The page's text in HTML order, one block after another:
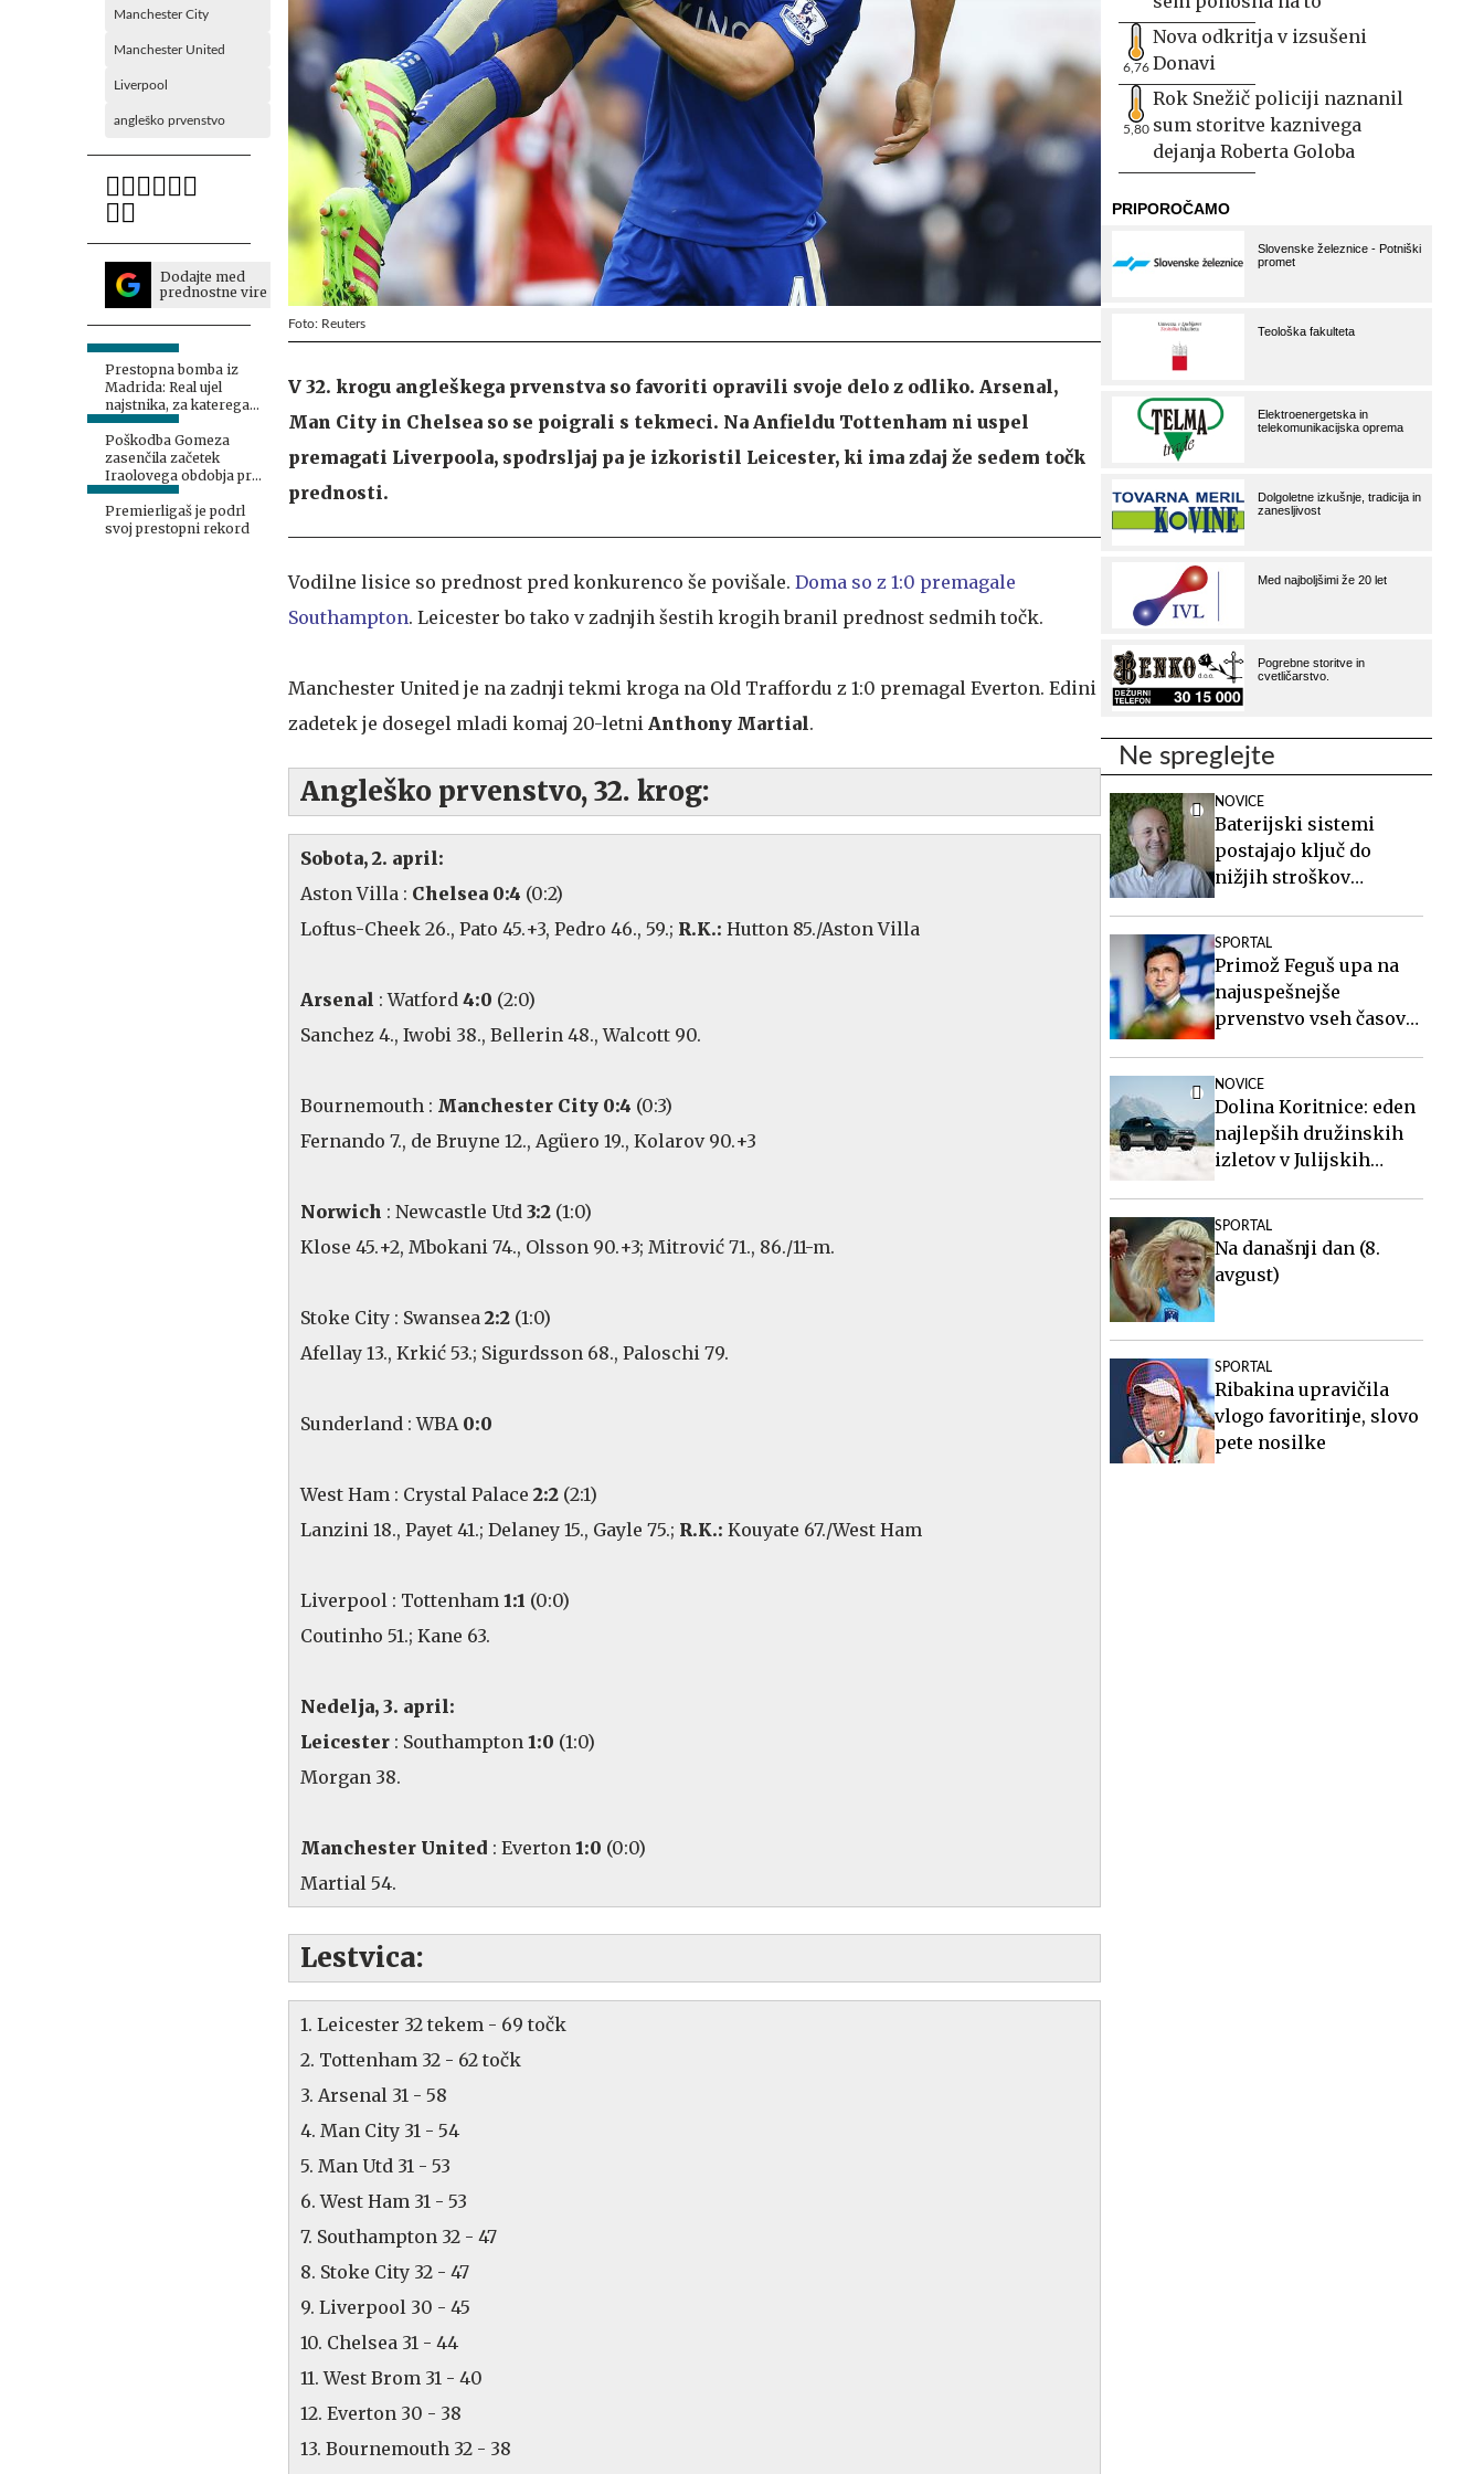
Manchester City
Manchester United
Liverpool
angleško prvenstvo
Dodajte med
prednostne vire
Prestopna bomba iz
Madrida: Real ujel
najstnika, za katerega
se zanima pol Evrope!
Poškodba Gomeza
zasenčila začetek
Iraolovega obdobja pri
Liverpoolu
Premierligaš je podrl
svoj prestopni rekord
Foto: Reuters
V 32. krogu angleškega prvenstva so favoriti opravili svoje delo z odliko. Arsenal,
Man City in Chelsea so se poigrali s tekmeci. Na Anfieldu Tottenham ni uspel
premagati Liverpoola, spodrsljaj pa je izkoristil Leicester, ki ima zdaj že sedem točk
prednosti.
Vodilne lisice so prednost pred konkurenco še povišale. Doma so z 1:0 premagale
Southampton. Leicester bo tako v zadnjih šestih krogih branil prednost sedmih točk.
Manchester United je na zadnji tekmi kroga na Old Traffordu z 1:0 premagal Everton. Edini
zadetek je dosegel mladi komaj 20-letni Anthony Martial.
Angleško prvenstvo, 32. krog:
Sobota, 2. april:
Aston Villa : Chelsea 0:4 (0:2)
Loftus-Cheek 26., Pato 45.+3, Pedro 46., 59.; R.K.: Hutton 85./Aston Villa
Arsenal : Watford 4:0 (2:0)
Sanchez 4., Iwobi 38., Bellerin 48., Walcott 90.
Bournemouth : Manchester City 0:4 (0:3)
Fernando 7., de Bruyne 12., Agüero 19., Kolarov 90.+3
Norwich : Newcastle Utd 3:2 (1:0)
Klose 45.+2, Mbokani 74., Olsson 90.+3; Mitrović 71., 86./11-m.
Stoke City : Swansea 2:2 (1:0)
Afellay 13., Krkić 53.; Sigurdsson 68., Paloschi 79.
​Sunderland : WBA 0:0
West Ham : Crystal Palace 2:2 (2:1)
Lanzini 18., Payet 41.; Delaney 15., Gayle 75.; R.K.: Kouyate 67./West Ham
Liverpool : Tottenham 1:1 (0:0)
Coutinho 51.; Kane 63.
Nedelja, 3. april:
Leicester : Southampton 1:0 (1:0)
Morgan 38.
Manchester United : Everton 1:0 (0:0)
Martial 54.
Lestvica:
1. Leicester 32 tekem - 69 točk
2. Tottenham 32 - 62 točk
3. Arsenal 31 - 58
4. Man City 31 - 54
5. Man Utd 31 - 53
6. West Ham 31 - 53
7. Southampton 32 - 47
8. Stoke City 32 - 47
9. Liverpool 30 - 45
10. Chelsea 31 - 44
11. West Brom 31 - 40
12. Everton 30 - 38
13. Bournemouth 32 - 38
6,76
Nova odkritja v izsušeni
Donavi
5,80
Rok Snežič policiji naznanil
sum storitve kaznivega
dejanja Roberta Goloba
Ne spreglejte
NOVICE
Baterijski sistemi
postajajo ključ do
nižjih stroškov
SPORTAL
Primož Feguš upa na
najuspešnejše
prvenstvo vseh časov
NOVICE
Dolina Koritnice: eden
najlepših družinskih
izletov v Julijskih
SPORTAL
Na današnji dan (8.
avgust)
SPORTAL
Ribakina upravičila
vlogo favoritinje, slovo
pete nosilke